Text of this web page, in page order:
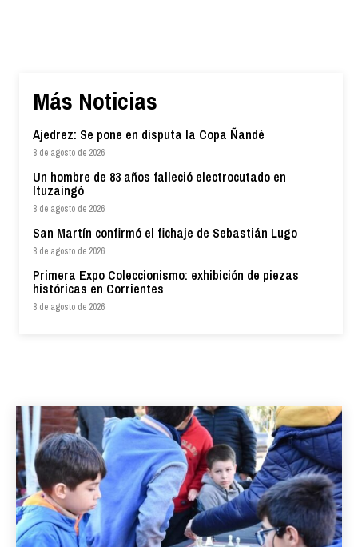
Más Noticias
Ajedrez: Se pone en disputa la Copa Ñandé
8 de agosto de 2026
Un hombre de 83 años falleció electrocutado en
Ituzaingó
8 de agosto de 2026
San Martín confirmó el fichaje de Sebastián Lugo
8 de agosto de 2026
Primera Expo Coleccionismo: exhibición de piezas
históricas en Corrientes
8 de agosto de 2026